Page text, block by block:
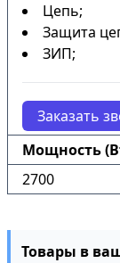
Цепь;
Защита
ЗИП;
Заказать
Мощность
2700
Товары в